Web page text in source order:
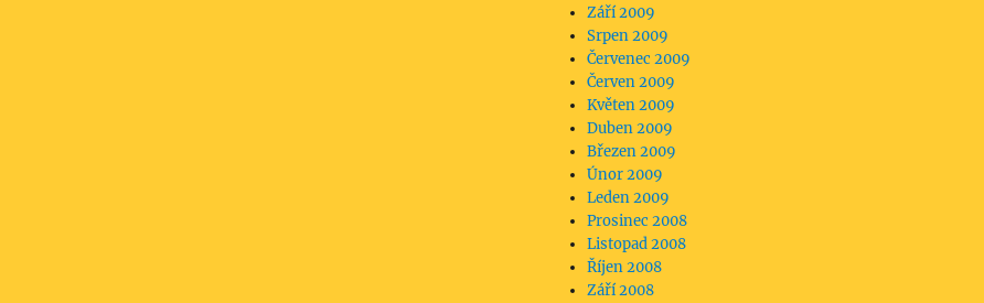
Září 2009
Srpen 2009
Červenec 2009
Červen 2009
Květen 2009
Duben 2009
Březen 2009
Únor 2009
Leden 2009
Prosinec 2008
Listopad 2008
Říjen 2008
Září 2008